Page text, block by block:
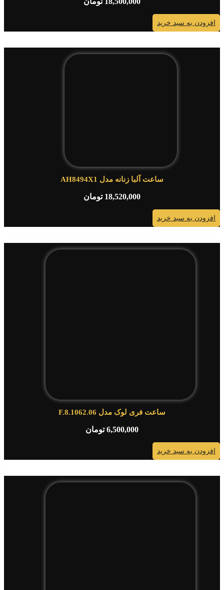
به سبد خرید
ساعت آلبا زنانه مدل AH8494X1
18,520,000 تومان
به سبد خرید
ساعت فری لوک مدل F.8.1062.06
6,500,000 تومان
به سبد خرید